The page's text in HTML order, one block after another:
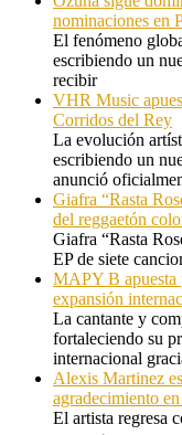
nominaciones en
El fenómeno
escribiendo un
recibir
VHR Music
Corridos del Rey
La evolución
escribiendo un
anunció
Giafra “Rasta
del reggaetón
Giafra “Rasta
EP de siete
MAPY B apuesta
expansión
La cantante y
fortaleciendo su
internacional
Alexis Martinez
agradecimiento
El artista regresa